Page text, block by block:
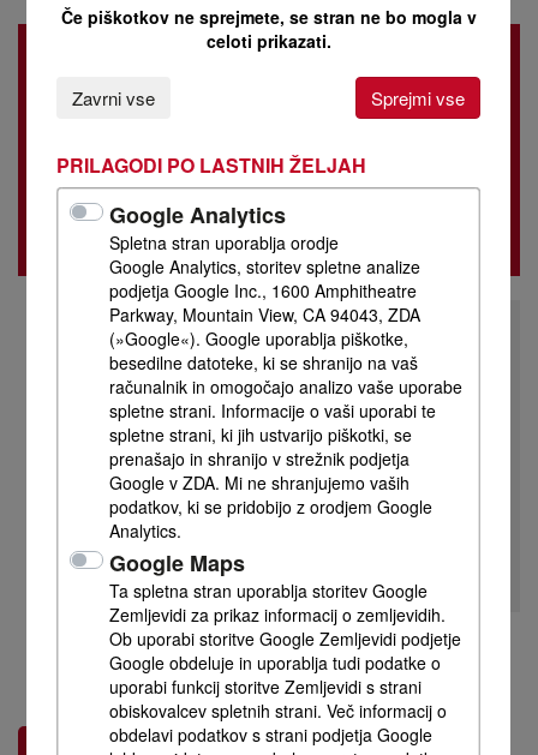
Motor
Kabina
Prosimo, kliknite na to sliko, če želite
prikazati zunanje vsebine iz YouTuba.
Pri tem se bodo vaši osebni podatki,
kot je vaš IP-naslov, prenesli v
podjetje Google v ZDA.
Če piškotkov ne sprejmete, se stran ne bo mogla v
celoti prikazati.
Zavrni vse Sprejmi vse
PRILAGODI PO LASTNIH ŽELJAH
Google Analytics
Spletna stran uporablja orodje
Google Analytics, storitev spletne analize
podjetja Google Inc., 1600 Amphitheatre
Parkway, Mountain View, CA 94043, ZDA
(»Google«). Google uporablja piškotke,
besedilne datoteke, ki se shranijo na vaš
računalnik in omogočajo analizo vaše uporabe
spletne strani. Informacije o vaši uporabi te
spletne strani, ki jih ustvarijo piškotki, se
prenašajo in shranijo v strežnik podjetja
Google v ZDA. Mi ne shranjujemo vaših
podatkov, ki se pridobijo z orodjem Google
Analytics.
Google Maps
Ta spletna stran uporablja storitev Google
Zemljevidi za prikaz informacij o zemljevidih.
Ob uporabi storitve Google Zemljevidi podjetje
Google obdeluje in uporablja tudi podatke o
uporabi funkcij storitve Zemljevidi s strani
obiskovalcev spletnih strani. Več informacij o
obdelavi podatkov s strani podjetja Google